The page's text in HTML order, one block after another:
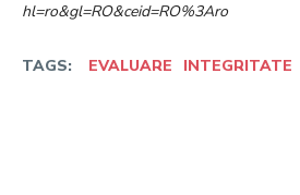
hl=ro&gl=RO&ceid=RO%3Aro
TAGS: EVALUARE INTEGRITATE